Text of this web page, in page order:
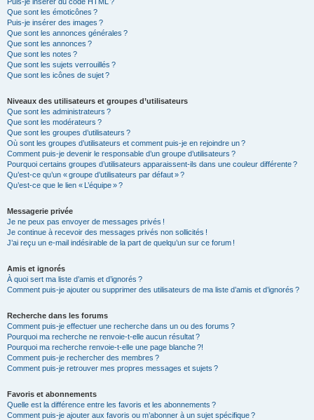
Que sont les émoticônes ?
Puis-je insérer des images ?
Que sont les annonces générales ?
Que sont les annonces ?
Que sont les notes ?
Que sont les sujets verrouillés ?
Que sont les icônes de sujet ?
Niveaux des utilisateurs et groupes d’utilisateurs
Que sont les administrateurs ?
Que sont les modérateurs ?
Que sont les groupes d’utilisateurs ?
Où sont les groupes d’utilisateurs et comment puis-je en rejoindre un ?
Comment puis-je devenir le responsable d’un groupe d’utilisateurs ?
Pourquoi certains groupes d’utilisateurs apparaissent-ils dans une couleur différente ?
Qu’est-ce qu’un « groupe d’utilisateurs par défaut » ?
Qu’est-ce que le lien « L’équipe » ?
Messagerie privée
Je ne peux pas envoyer de messages privés !
Je continue à recevoir des messages privés non sollicités !
J’ai reçu un e-mail indésirable de la part de quelqu’un sur ce forum !
Amis et ignorés
À quoi sert ma liste d’amis et d’ignorés ?
Comment puis-je ajouter ou supprimer des utilisateurs de ma liste d’amis et d’ignorés ?
Recherche dans les forums
Comment puis-je effectuer une recherche dans un ou des forums ?
Pourquoi ma recherche ne renvoie-t-elle aucun résultat ?
Pourquoi ma recherche renvoie-t-elle une page blanche ?!
Comment puis-je rechercher des membres ?
Comment puis-je retrouver mes propres messages et sujets ?
Favoris et abonnements
Quelle est la différence entre les favoris et les abonnements ?
Comment puis-je ajouter aux favoris ou m’abonner à un sujet spécifique ?